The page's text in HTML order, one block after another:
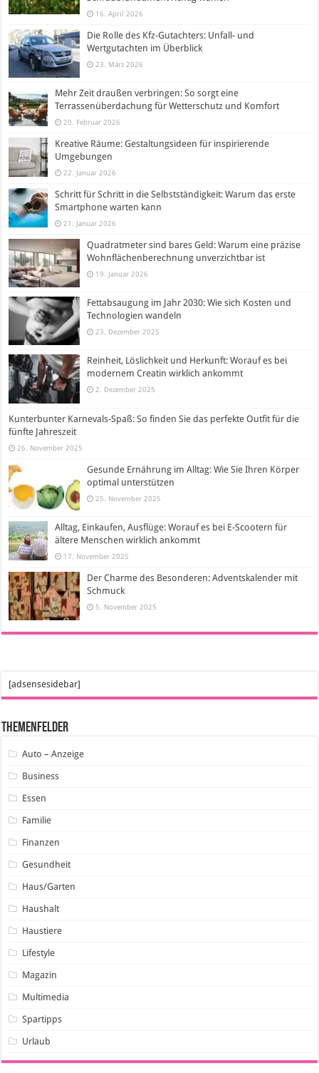
16. April 2026
Die Rolle des Kfz-Gutachters: Unfall- und
Wertgutachten im Überblick
23. März 2026
Mehr Zeit draußen verbringen: So sorgt eine
Terrassenüberdachung für Wetterschutz und Komfort
20. Februar 2026
Kreative Räume: Gestaltungsideen für inspirierende
Umgebungen
22. Januar 2026
Schritt für Schritt in die Selbstständigkeit: Warum das erste
Smartphone warten kann
21. Januar 2026
Quadratmeter sind bares Geld: Warum eine präzise
Wohnflächenberechnung unverzichtbar ist
19. Januar 2026
Fettabsaugung im Jahr 2030: Wie sich Kosten und
Technologien wandeln
23. Dezember 2025
Reinheit, Löslichkeit und Herkunft: Worauf es bei
modernem Creatin wirklich ankommt
2. Dezember 2025
Kunterbunter Karnevals-Spaß: So finden Sie das perfekte Outfit für die
fünfte Jahreszeit
26. November 2025
Gesunde Ernährung im Alltag: Wie Sie Ihren Körper
optimal unterstützen
25. November 2025
Alltag, Einkaufen, Ausflüge: Worauf es bei E-Scootern für
ältere Menschen wirklich ankommt
17. November 2025
Der Charme des Besonderen: Adventskalender mit
Schmuck
5. November 2025
[adsensesidebar]
Themenfelder
Auto – Anzeige
Business
Essen
Familie
Finanzen
Gesundheit
Haus/Garten
Haushalt
Haustiere
Lifestyle
Magazin
Multimedia
Spartipps
Urlaub